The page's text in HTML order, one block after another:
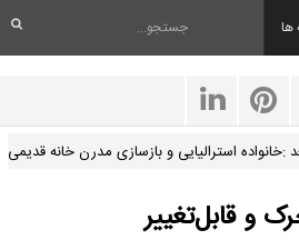
ها
استرالیایی و بازسازی مدرن خانه قدیمی
و قابل‌تغییر